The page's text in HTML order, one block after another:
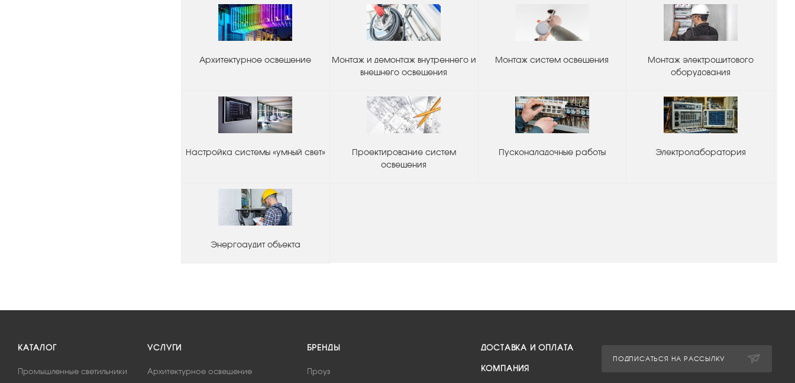
Архитектурное освещение
Монтаж и демонтаж внутреннего и
внешнего освещения
Монтаж систем освещения
Монтаж электрощитового
оборудования
Настройка системы «умный свет»
Проектирование систем
освещения
Пусконаладочные работы Электролаборатория
Энергоаудит объекта
КАТАЛОГ
Промышленные светильники
УСЛУГИ
Архитектурное освещение
БРЕНДЫ
Проуз
ДОСТАВКА И ОПЛАТА
КОМПАНИЯ
ПОДПИСАТЬСЯ НА РАССЫЛКУ